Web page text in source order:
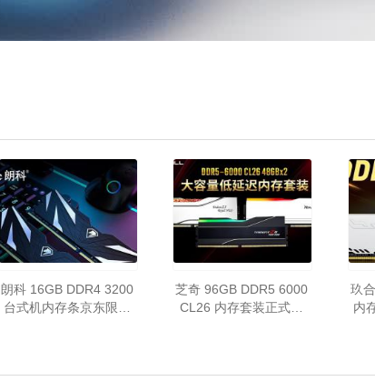
朗科 16GB DDR4 3200
台式机内存条京东限时
芝奇 96GB DDR5 6000
CL26 内存套装正式推
玖
内